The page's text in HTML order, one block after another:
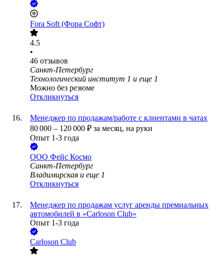
Fora Soft (Фора Софт)
4.5
•
46 отзывов
Санкт-Петербург
Технологический институт 1 и еще 1
Можно без резюме
Откликнуться
Менеджер по продажам/работе с клиентами в чатах
80 000 – 120 000 ₽ за месяц, на руки
Опыт 1-3 года
ООО Фейс Космо
Санкт-Петербург
Владимирская и еще 1
Откликнуться
Менеджер по продажам услуг аренды премиальных
автомобилей в «Carloson Club»
Опыт 1-3 года
Carloson Club